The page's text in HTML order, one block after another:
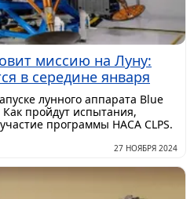
миссию на Луну:
в середине января
лунного аппарата Blue
пройдут испытания,
программы НАСА CLPS.
27 НОЯБРЯ 2024